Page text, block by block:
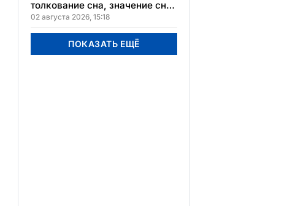
толкование сна, значение сна
в различных культурах
02 августа 2026, 15:18
ПОКАЗАТЬ ЕЩЁ